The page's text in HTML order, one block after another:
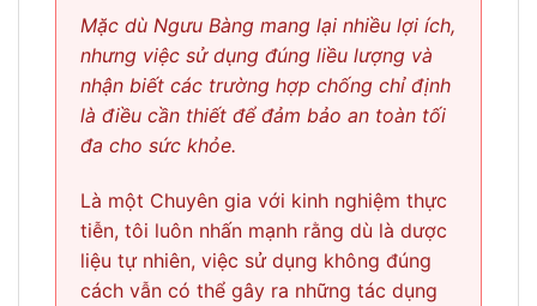
Mặc dù Ngưu Bàng mang lại nhiều lợi ích,
nhưng việc sử dụng đúng liều lượng và
nhận biết các trường hợp chống chỉ định
là điều cần thiết để đảm bảo an toàn tối
đa cho sức khỏe.
Là một Chuyên gia với kinh nghiệm thực
tiễn, tôi luôn nhấn mạnh rằng dù là dược
liệu tự nhiên, việc sử dụng không đúng
cách vẫn có thể gây ra những tác dụng